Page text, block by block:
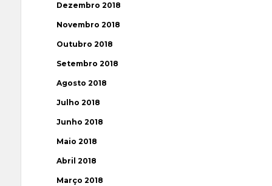
Dezembro 2018
Novembro 2018
Outubro 2018
Setembro 2018
Agosto 2018
Julho 2018
Junho 2018
Maio 2018
Abril 2018
Março 2018